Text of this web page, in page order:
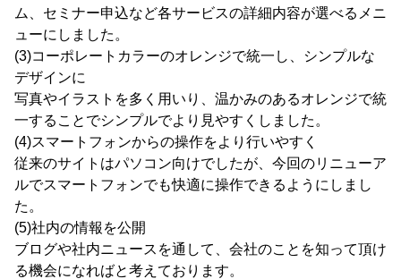
ム、セミナー申込など各サービスの詳細内容が選べるメニ
ューにしました。
(3)コーポレートカラーのオレンジで統一し、シンプルな
デザインに
写真やイラストを多く用いり、温かみのあるオレンジで統
一することでシンプルでより見やすくしました。
(4)スマートフォンからの操作をより行いやすく
従来のサイトはパソコン向けでしたが、今回のリニューア
ルでスマートフォンでも快適に操作できるようにしまし
た。
(5)社内の情報を公開
ブログや社内ニュースを通して、会社のことを知って頂け
る機会になればと考えております。